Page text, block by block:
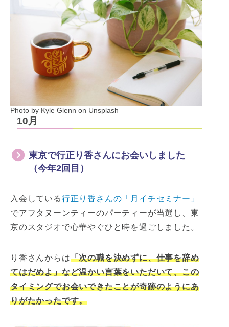
Photo by Kyle Glenn on Unsplash
10月
東京で行正り香さんにお会いしました
（今年2回目）
入会している行正り香さんの「月イチセミナー」
でアフタヌーンティーのパーティーが当選し、東
京のスタジオで心華やぐひと時を過ごしました。
り香さんからは「次の職を決めずに、仕事を辞め
てはだめよ」など温かい言葉をいただいて、この
タイミングでお会いできたことが奇跡のようにあ
りがたかったです。